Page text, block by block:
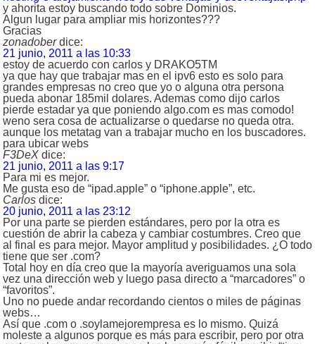
y ahorita estoy buscando todo sobre Dominios.
Algun lugar para ampliar mis horizontes???
Gracias
zonadober dice:
21 junio, 2011 a las 10:33
estoy de acuerdo con carlos y DRAKO5TM
ya que hay que trabajar mas en el ipv6 esto es solo para
grandes empresas no creo que yo o alguna otra persona
pueda abonar 185mil dolares. Ademas como dijo carlos
pierde estadar ya que poniendo algo.com es mas comodo!
weno sera cosa de actualizarse o quedarse no queda otra.
aunque los metatag van a trabajar mucho en los buscadores.
para ubicar webs
F3DeX dice:
21 junio, 2011 a las 9:17
Para mi es mejor.
Me gusta eso de “ipad.apple” o “iphone.apple”, etc.
Carlos dice:
20 junio, 2011 a las 23:12
Por una parte se pierden estándares, pero por la otra es
cuestión de abrir la cabeza y cambiar costumbres. Creo que
al final es para mejor. Mayor amplitud y posibilidades. ¿O todo
tiene que ser .com?
Total hoy en día creo que la mayoría averiguamos una sola
vez una dirección web y luego pasa directo a “marcadores” o
“favoritos”.
Uno no puede andar recordando cientos o miles de páginas
webs…
Así que .com o .soylamejorempresa es lo mismo. Quizá
moleste a algunos porque es más para escribir, pero por otra